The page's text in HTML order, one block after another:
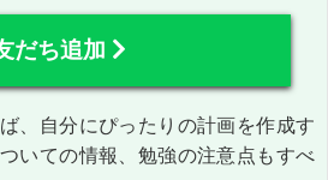
だち追加
、自分にぴったりの計画を作成す
いての情報、勉強の注意点もすべ